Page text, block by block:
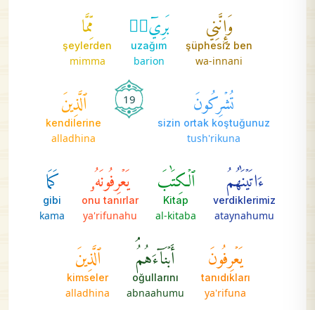
وَإِنَّنِي
şüphesiz ben
wa-innani
بَرِيٓءٞ
uzağım
barion
مِّمَّا
şeylerden
mimma
تُشۡرِكُونَ
sizin ortak koştuğunuz
tush'rikuna
19 ٱلَّذِينَ
kendilerine
alladhina
ءَاتَيۡنَٰهُمُ
verdiklerimiz
ataynahumu
ٱلۡكِتَٰبَ
Kitap
al-kitaba
يَعۡرِفُونَهُۥ
onu tanırlar
ya'rifunahu
كَمَا
gibi
kama
يَعۡرِفُونَ
tanıdıkları
ya'rifuna
أَبۡنَآءَهُمُۘ
oğullarını
abnaahumu
ٱلَّذِينَ
kimseler
alladhina